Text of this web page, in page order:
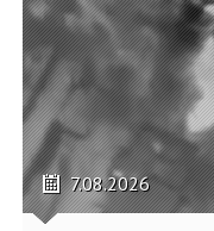
7.08.2026